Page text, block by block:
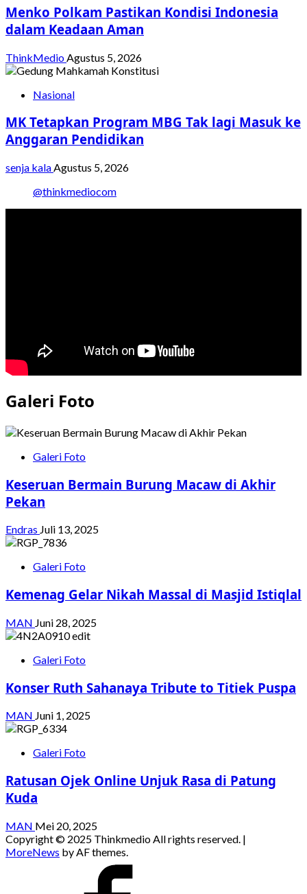
Menko Polkam Pastikan Kondisi Indonesia
dalam Keadaan Aman
ThinkMedio Agustus 5, 2026
Nasional
MK Tetapkan Program MBG Tak lagi Masuk ke
Anggaran Pendidikan
senja kalaAgustus 5, 2026
@thinkmediocom
Galeri Foto
Galeri Foto
Keseruan Bermain Burung Macaw di Akhir
Pekan
Endras Juli 13, 2025
Galeri Foto
Kemenag Gelar Nikah Massal di Masjid Istiqlal
MAN Juni 28, 2025
Galeri Foto
Konser Ruth Sahanaya Tribute to Titiek Puspa
MAN Juni 1, 2025
Galeri Foto
Ratusan Ojek Online Unjuk Rasa di Patung
Kuda
MAN Mei 20, 2025
Copyright © 2025 Thinkmedio All rights reserved. |
MoreNews by AF themes.